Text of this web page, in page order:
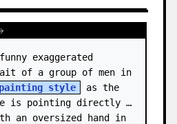
exaggerated
of a group of men in
style
as the
is pointing directly
an oversized hand in